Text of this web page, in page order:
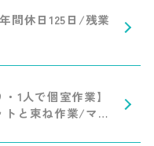
間休日125日/残業
1人で個室作業】
トと束ね作業/マイ